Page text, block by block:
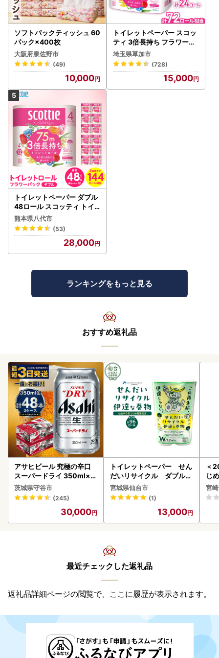
ソフトパックティッシュ 60
パック×400枚
大阪府泉佐野市
(49)
10,000
トイレットペーパー スコッ
ティ 3倍長持ち フラワーパ
ック 4ロール×6P
埼玉県草加市
(728)
15,000
トイレットペーパー ダブル
48ロール スコッティ トイ
レット
熊本県八代市
(53)
28,000
ランキングをもっと見る
おすすめ返礼品
アサヒビール 究極の辛口
スーパードライ 350ml×4
8本 ビール
茨城県守谷市
(245)
30,000
トイレットペーパー せん
だいリサイクル ダブル9
6ロール｜トイレット
宮城県仙台市
(1)
13,000
＜
じ
ロ
宮
最近チェックした返礼品
返礼品詳細ページの閲覧で、ここに履歴が表示されます。